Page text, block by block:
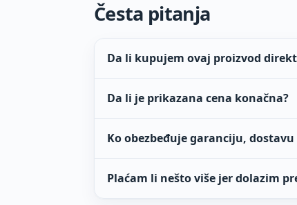
Česta pitanja
Da li kupujem ovaj proizvod
Da li je prikazana cena konačna?
Ko obezbeđuje garanciju,
Plaćam li nešto više jer dolazim